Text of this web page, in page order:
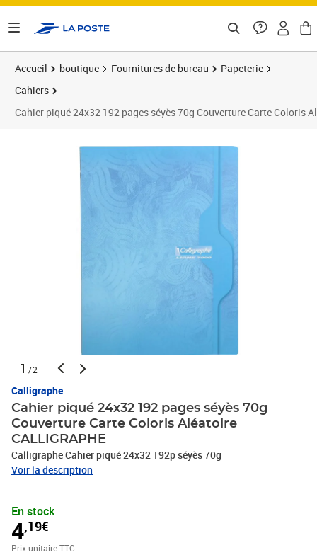
Accueil boutique Fournitures de bureau
Papeterie
Cahiers
Cahier piqué 24x32 192 pages séyès 70g Couverture Carte Coloris
1 /2
Calligraphe
Cahier piqué 24x32 192 pages séyès 70g
Couverture Carte Coloris Aléatoire
CALLIGRAPHE
Calligraphe Cahier piqué 24x32 192p séyès 70g
Voir la description
En stock
4,19€
Prix unitaire TTC